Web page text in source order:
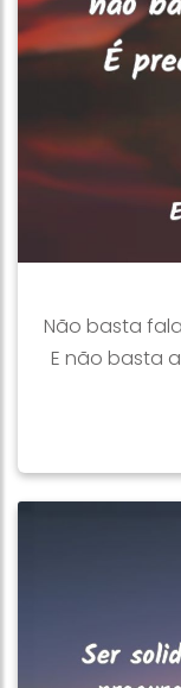
Não basta
E não basta